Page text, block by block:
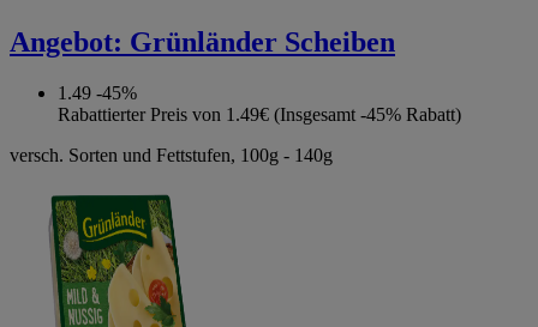
Angebot: Grünländer Scheiben
1.49 -45%
Rabattierter Preis von 1.49€ (Insgesamt -45% Rabatt)
versch. Sorten und Fettstufen, 100g - 140g